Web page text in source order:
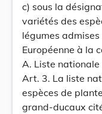
c) sous la
variétés des
légumes
Européenne à la
A. Liste
Art. 3. La liste
espèces de
grand-ducaux